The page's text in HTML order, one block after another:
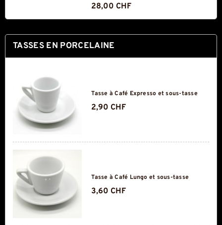
28,00 CHF
TASSES EN PORCELAINE
Tasse à Café Expresso et sous-tasse
2,90 CHF
Tasse à Café Lungo et sous-tasse
3,60 CHF